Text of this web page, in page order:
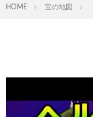
HOME 宝の地図